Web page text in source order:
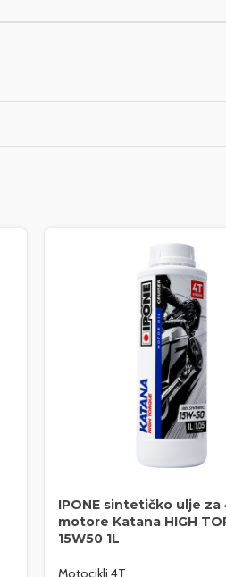
IPONE sintetičko ulje za
motore Katana HIGH
15W50 1L
Motocikli 4T